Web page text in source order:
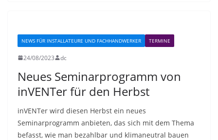
NEWS FÜR INSTALLATEURE UND FACHHANDWERKER TERMINE
24/08/2023 dc
Neues Seminarprogramm von
inVENTer für den Herbst
inVENTer wird diesen Herbst ein neues
Seminarprogramm anbieten, das sich mit dem Thema
befasst, wie man bezahlbar und klimaneutral bauen